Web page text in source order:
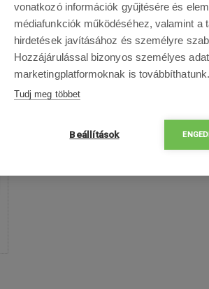
vonatkozó információk gyűjtésére és
médiafunkciók működéséhez, valamint a
hirdetések javításához és személyre
Hozzájárulással bizonyos személyes
marketingplatformoknak is továbbíthatunk.
Tudj meg többet
Beállítások